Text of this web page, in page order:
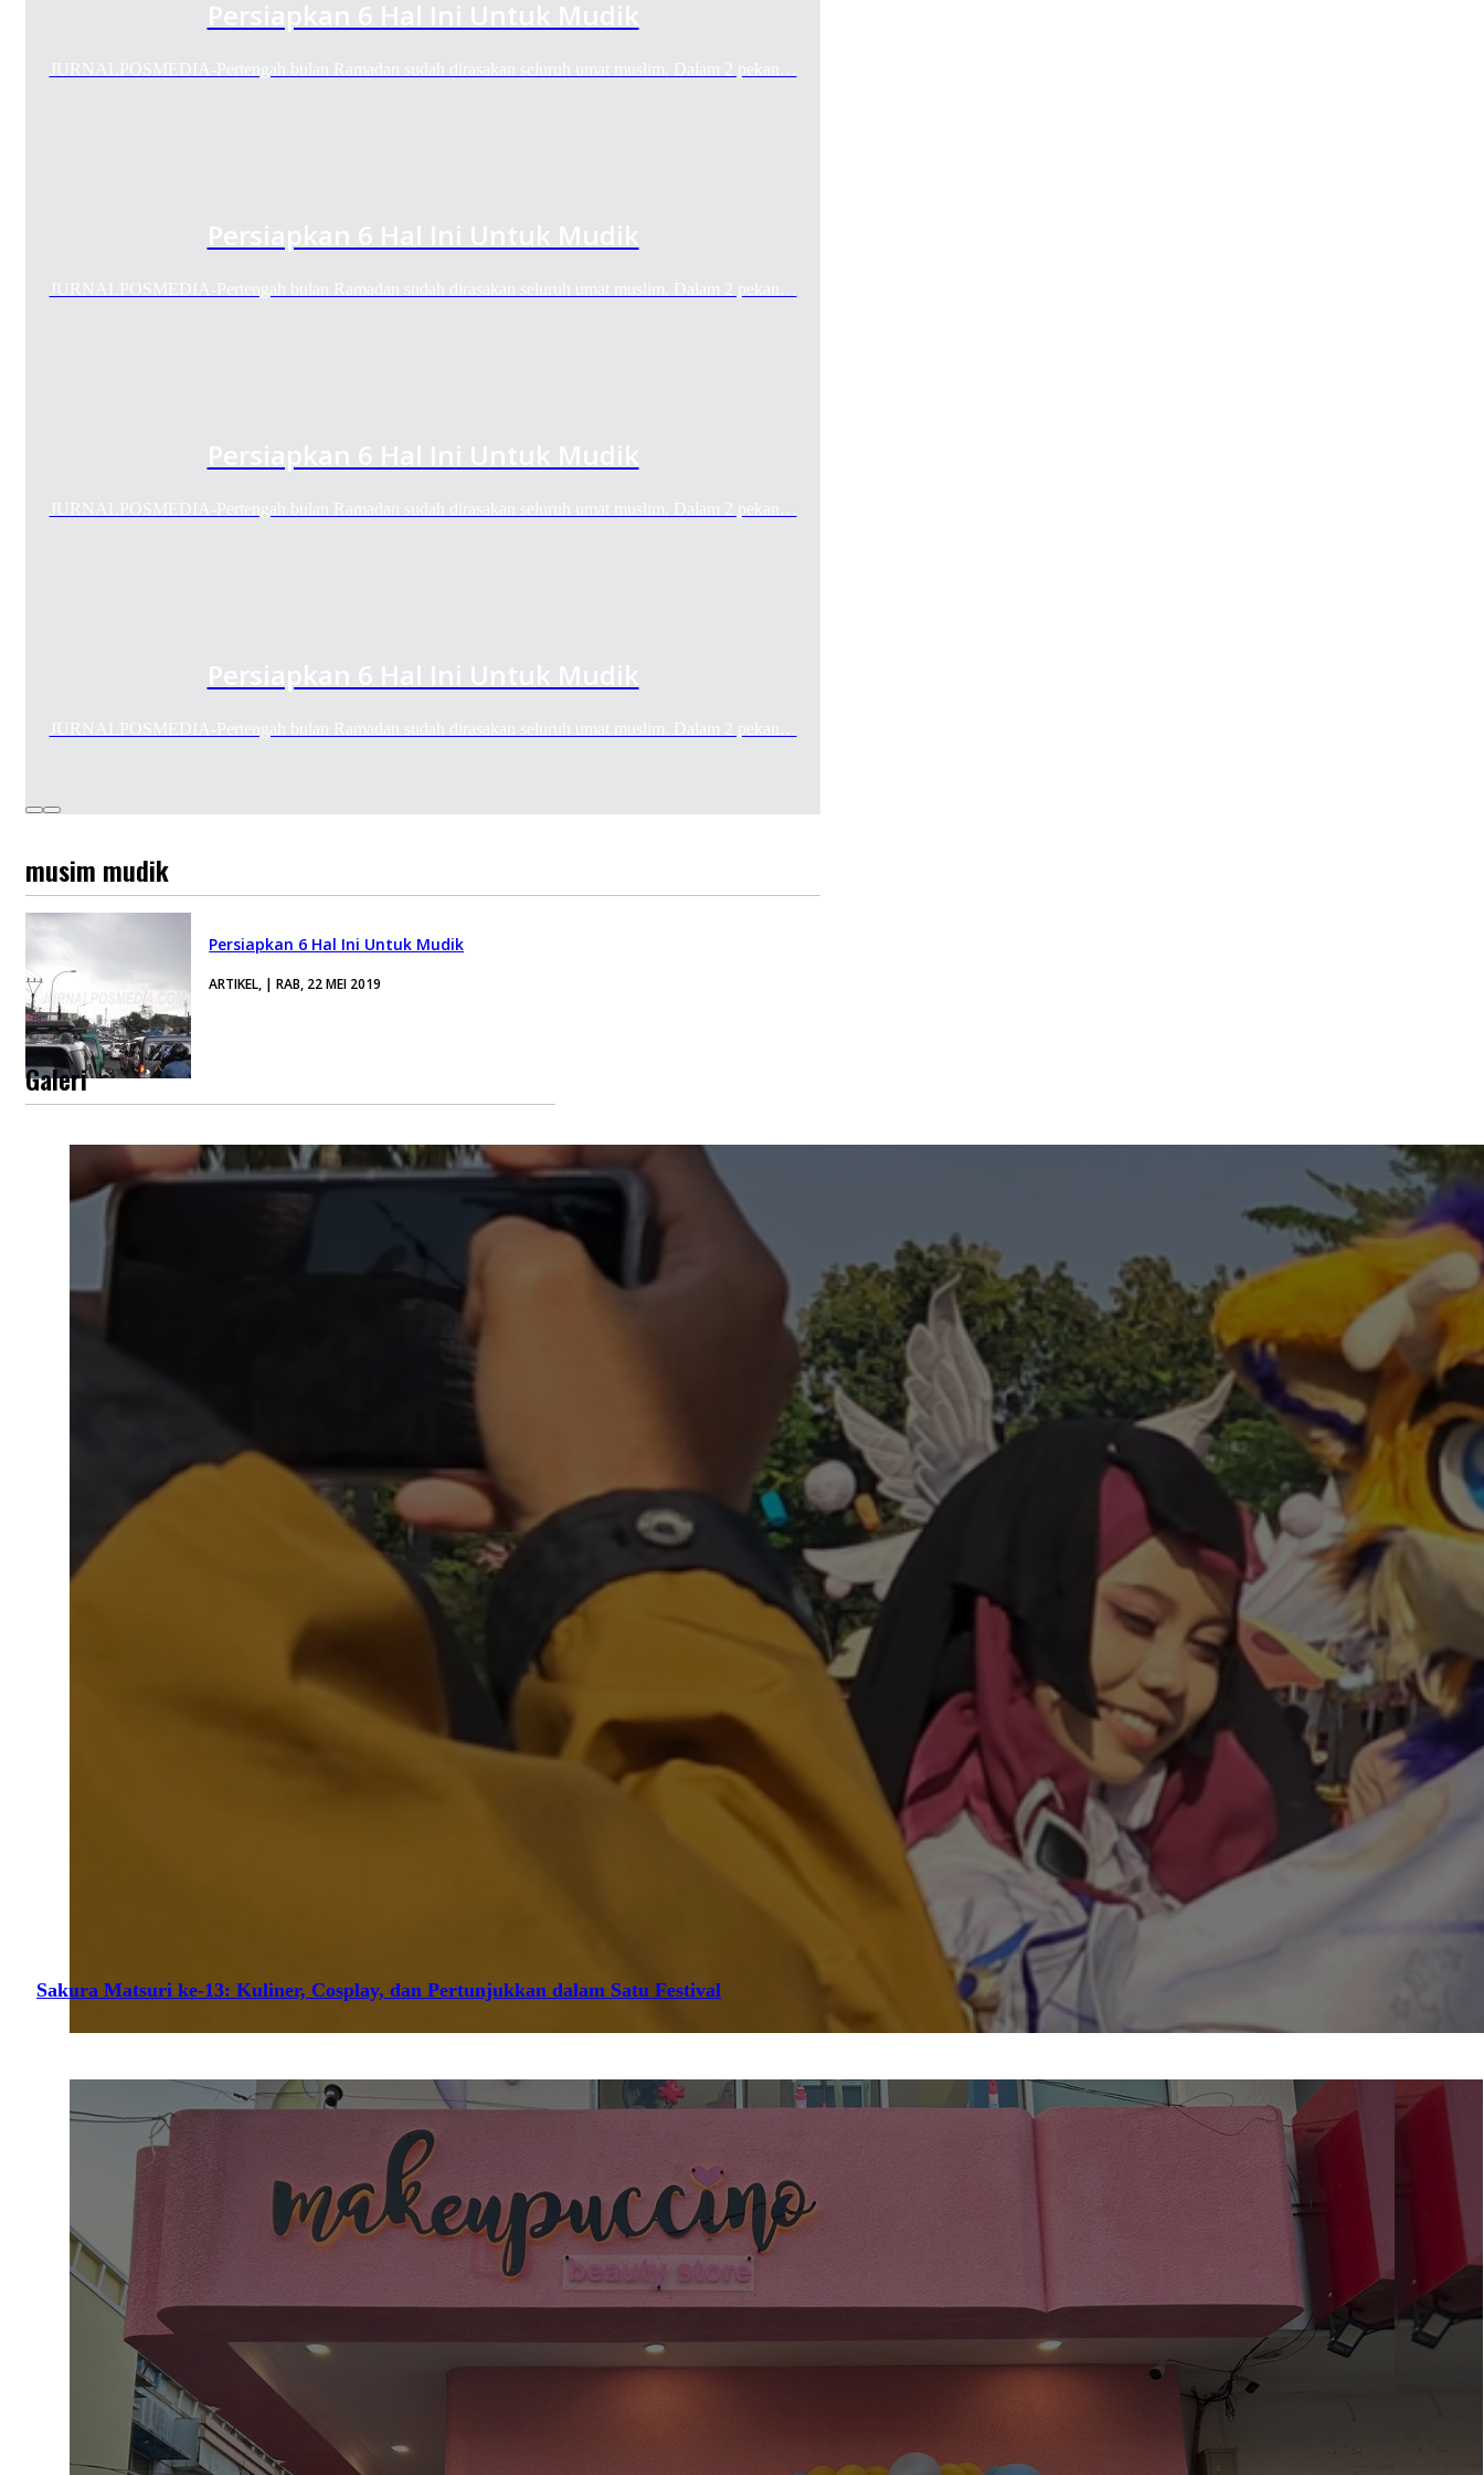
Persiapkan 6 Hal Ini Untuk Mudik
JURNALPOSMEDIA-Pertengah bulan Ramadan sudah dirasakan seluruh umat muslim. Dalam 2 pekan…
Persiapkan 6 Hal Ini Untuk Mudik
JURNALPOSMEDIA-Pertengah bulan Ramadan sudah dirasakan seluruh umat muslim. Dalam 2 pekan…
Persiapkan 6 Hal Ini Untuk Mudik
JURNALPOSMEDIA-Pertengah bulan Ramadan sudah dirasakan seluruh umat muslim. Dalam 2 pekan…
Persiapkan 6 Hal Ini Untuk Mudik
JURNALPOSMEDIA-Pertengah bulan Ramadan sudah dirasakan seluruh umat muslim. Dalam 2 pekan…
musim mudik
Persiapkan 6 Hal Ini Untuk Mudik
ARTIKEL, | RAB, 22 MEI 2019
Galeri
Sakura Matsuri ke-13: Kuliner, Cosplay, dan Pertunjukkan dalam Satu Festival